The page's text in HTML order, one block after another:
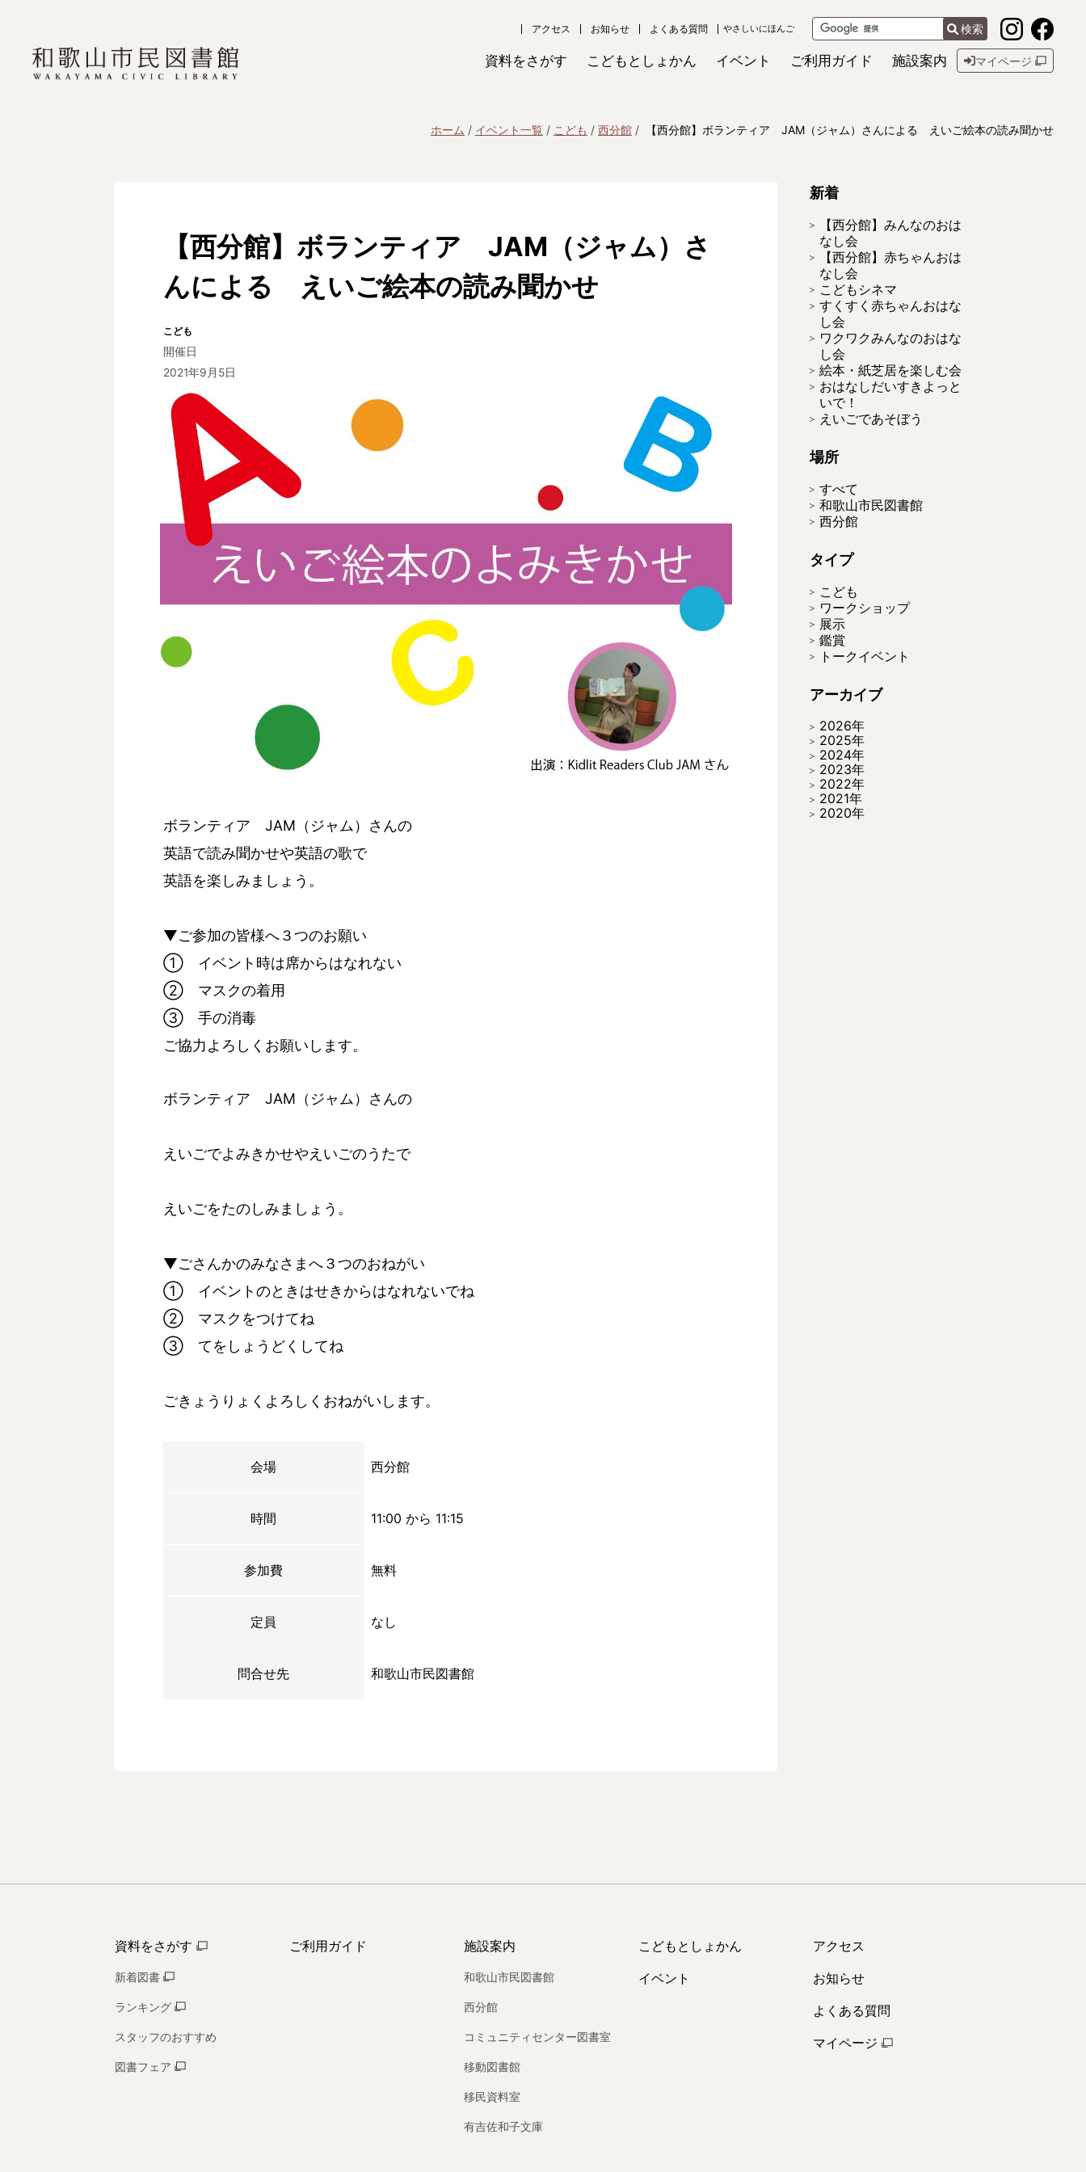
アクセス お知らせ よくある質問 やさしいにほんご 検索
資料をさがす こどもとしょかん イベント ご利用ガイド 施設案内 マイページ
ホーム イベント一覧 こども 西分館 【西分館】ボランティア JAM（ジャム）さんによる えいご絵本の読み聞かせ
【西分館】ボランティア JAM（ジャム）さ
んによる えいご絵本の読み聞かせ
こども
開催日
2021年9月5日
ボランティア JAM（ジャム）さんの
英語で読み聞かせや英語の歌で
英語を楽しみましょう。
▼ご参加の皆様へ３つのお願い
① イベント時は席からはなれない
② マスクの着用
③ 手の消毒
ご協力よろしくお願いします。
ボランティア JAM（ジャム）さんの
えいごでよみきかせやえいごのうたで
えいごをたのしみましょう。
▼ごさんかのみなさまへ３つのおねがい
① イベントのときはせきからはなれないでね
② マスクをつけてね
③ てをしょうどくしてね
ごきょうりょくよろしくおねがいします。
会場 西分館
時間 11:00 から 11:15
参加費 無料
定員 なし
問合せ先 和歌山市民図書館
新着
【西分館】みんなのおは
なし会
【西分館】赤ちゃんおは
なし会
こどもシネマ
すくすく赤ちゃんおはな
し会
ワクワクみんなのおはな
し会
絵本・紙芝居を楽しむ会
おはなしだいすきよっと
いで！
えいごであそぼう
場所
すべて
和歌山市民図書館
西分館
タイプ
こども
ワークショップ
展示
鑑賞
トークイベント
アーカイブ
2026年
2025年
2024年
2023年
2022年
2021年
2020年
資料をさがす
新着図書
ランキング
スタッフのおすすめ
図書フェア
ご利用ガイド 施設案内
和歌山市民図書館
西分館
コミュニティセンター図書室
移動図書館
移民資料室
有吉佐和子文庫
こどもとしょかん
イベント
アクセス
お知らせ
よくある質問
マイページ